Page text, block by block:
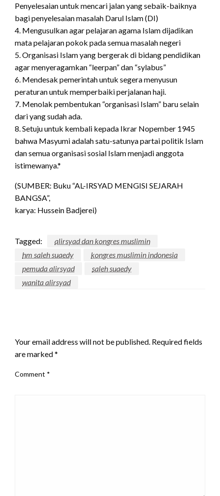
Penyelesaian untuk mencari jalan yang sebaik-baiknya
bagi penyelesaian masalah Darul Islam (DI)
4. Mengusulkan agar pelajaran agama Islam dijadikan
mata pelajaran pokok pada semua masalah negeri
5. Organisasi Islam yang bergerak di bidang pendidikan
agar menyeragamkan “leerpan” dan “sylabus”
6. Mendesak pemerintah untuk segera menyusun
peraturan untuk memperbaiki perjalanan haji.
7. Menolak pembentukan “organisasi Islam” baru selain
dari yang sudah ada.
8. Setuju untuk kembali kepada Ikrar Nopember 1945
bahwa Masyumi adalah satu-satunya partai politik Islam
dan semua organisasi sosial Islam menjadi anggota
istimewanya.*
(SUMBER: Buku “AL-IRSYAD MENGISI SEJARAH
BANGSA”,
karya: Hussein Badjerei)
Tagged:
alirsyad dan kongres muslimin
hm saleh suaedy
kongres muslimin indonesia
pemuda alirsyad
saleh suaedy
wanita alirsyad
Your email address will not be published. Required fields
are marked*
Comment *